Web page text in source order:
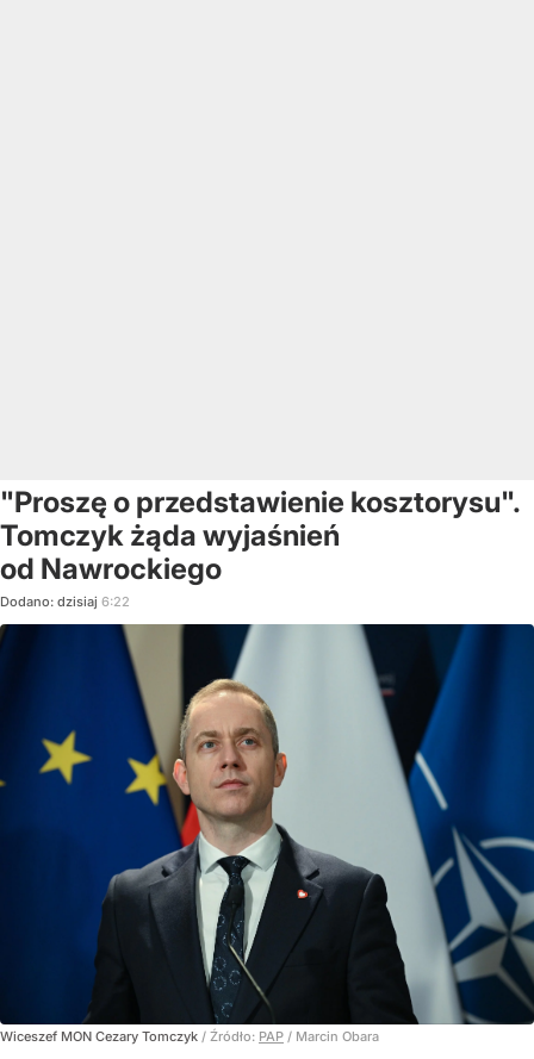
"Proszę o przedstawienie kosztorysu".
Tomczyk żąda wyjaśnień
od Nawrockiego
Dodano: dzisiaj 6:22
Wiceszef MON Cezary Tomczyk / Źródło: PAP / Marcin Obara